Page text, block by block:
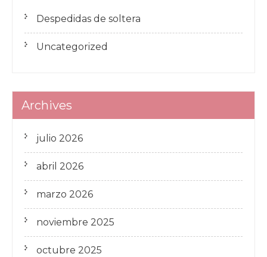
Despedidas de soltera
Uncategorized
Archives
julio 2026
abril 2026
marzo 2026
noviembre 2025
octubre 2025